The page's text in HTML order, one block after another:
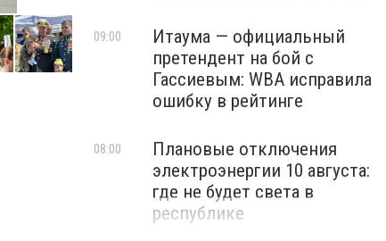
Итаума — официальный
претендент на бой с
Гассиевым: WBA исправила
ошибку в рейтинге
09:00
Плановые отключения
электроэнергии 10 августа:
где не будет света в
республике
08:00